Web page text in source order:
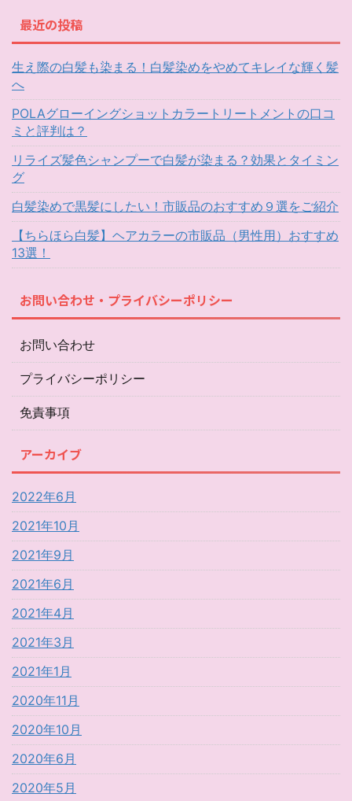
最近の投稿
生え際の白髪も染まる！白髪染めをやめてキレイな輝く髪
へ
POLAグローイングショットカラートリートメントの口コ
ミと評判は？
リライズ髪色シャンプーで白髪が染まる？効果とタイミン
グ
白髪染めで黒髪にしたい！市販品のおすすめ９選をご紹介
【ちらほら白髪】ヘアカラーの市販品（男性用）おすすめ
13選！
お問い合わせ・プライバシーポリシー
お問い合わせ
プライバシーポリシー
免責事項
アーカイブ
2022年6月
2021年10月
2021年9月
2021年6月
2021年4月
2021年3月
2021年1月
2020年11月
2020年10月
2020年6月
2020年5月